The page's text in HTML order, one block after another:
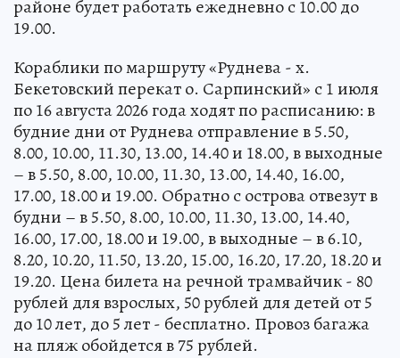
районе будет работать ежедневно с 10.00 до
19.00.
Кораблики по маршруту «Руднева - х.
Бекетовский перекат о. Сарпинский» c 1 июля
по 16 августа 2026 года ходят по расписанию: в
будние дни от Руднева отправление в 5.50,
8.00, 10.00, 11.30, 13.00, 14.40 и 18.00, в выходные
– в 5.50, 8.00, 10.00, 11.30, 13.00, 14.40, 16.00,
17.00, 18.00 и 19.00. Обратно с острова отвезут в
будни – в 5.50, 8.00, 10.00, 11.30, 13.00, 14.40,
16.00, 17.00, 18.00 и 19.00, в выходные – в 6.10,
8.20, 10.20, 11.50, 13.20, 15.00, 16.20, 17.20, 18.20 и
19.20. Цена билета на речной трамвайчик - 80
рублей для взрослых, 50 рублей для детей от 5
до 10 лет, до 5 лет - бесплатно. Провоз багажа
на пляж обойдется в 75 рублей.